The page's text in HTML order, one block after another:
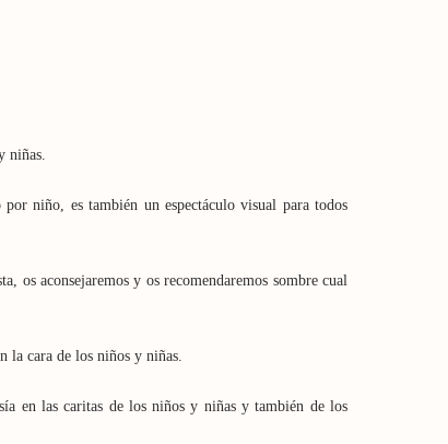
niñas.
niño, es también un espectáculo visual para todos
os aconsejaremos y os recomendaremos sombre cual
la cara de los niños y niñas.
en las caritas de los niños y niñas y también de los